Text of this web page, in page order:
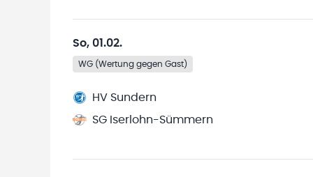
So, 01.02.
WG (Wertung gegen Gast)
HV Sundern
SG Iserlohn-Sümmern